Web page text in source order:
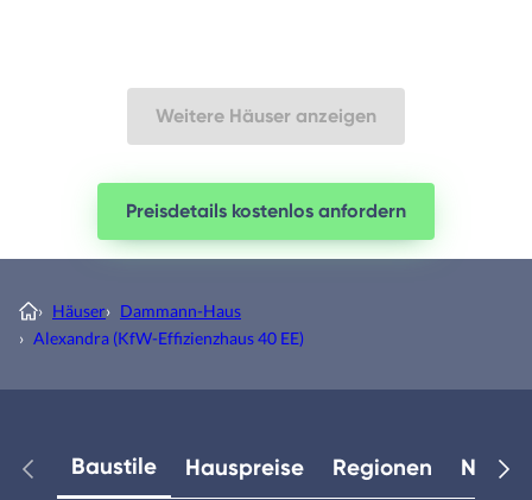
Weitere Häuser anzeigen
Preisdetails kostenlos anfordern
› Häuser› Dammann-Haus
› Alexandra (KfW-Effizienzhaus 40 EE)
Baustile Hauspreise Regionen